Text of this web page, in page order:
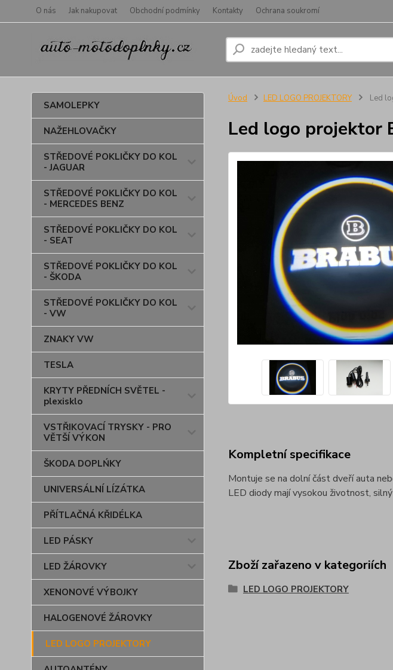
O nás Jak nakupovat Obchodní podmínky Kontakty Ochrana soukromí
SAMOLEPKY
NAŽEHLOVAČKY
STŘEDOVÉ POKLIČKY DO KOL
- JAGUAR
STŘEDOVÉ POKLIČKY DO KOL
- MERCEDES BENZ
STŘEDOVÉ POKLIČKY DO KOL
- SEAT
STŘEDOVÉ POKLIČKY DO KOL
- ŠKODA
STŘEDOVÉ POKLIČKY DO KOL
- VW
ZNAKY VW
TESLA
KRYTY PŘEDNÍCH SVĚTEL -
plexisklo
VSTŘIKOVACÍ TRYSKY - PRO
VĚTŠÍ VÝKON
ŠKODA DOPLŃKY
UNIVERSÁLNÍ LÍZÁTKA
PŘÍTLAČNÁ KŘIDÉLKA
LED PÁSKY
LED ŽÁROVKY
XENONOVÉ VÝBOJKY
HALOGENOVÉ ŽÁROVKY
LED LOGO PROJEKTORY
Úvod LED LOGO PROJEKTORY Led
Led logo projektor
Kompletní specifikace
Montuje se na dolní část dveří auta
LED diody mají vysokou životnost,
Zboží zařazeno v kategoriích
LED LOGO PROJEKTORY